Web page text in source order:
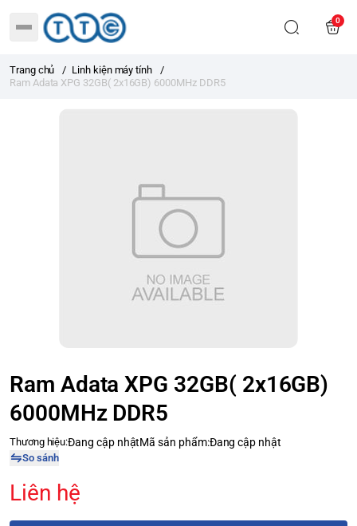
0
Trang chủ / Linh kiện máy tính
/
Ram Adata XPG 32GB( 2x16GB) 6000MHz DDR5
Ram Adata XPG 32GB( 2x16GB)
6000MHz DDR5
Thương hiệu:Đang cập nhậtMã sản phẩm:Đang cập nhật
So sánh
Liên hệ